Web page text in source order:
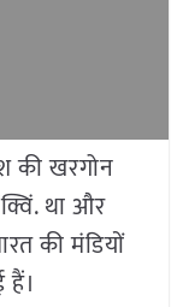
की खरगोन
था और
की मंडियों